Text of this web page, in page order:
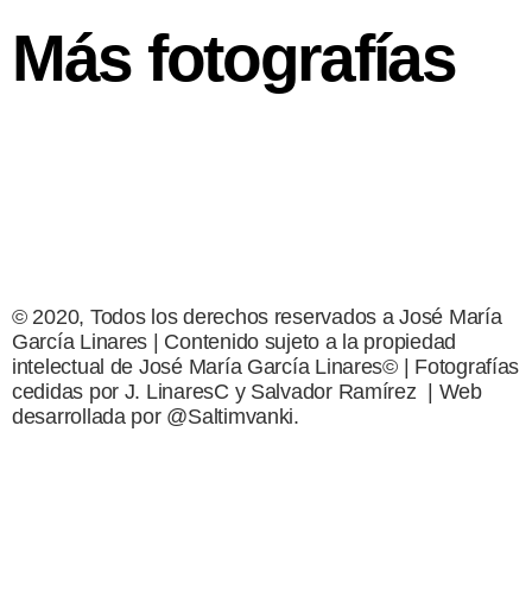
Más fotografías
© 2020, Todos los derechos reservados a José María
García Linares | Contenido sujeto a la propiedad
intelectual de José María García Linares© | Fotografías
cedidas por J. LinaresC y Salvador Ramírez | Web
desarrollada por @Saltimvanki.